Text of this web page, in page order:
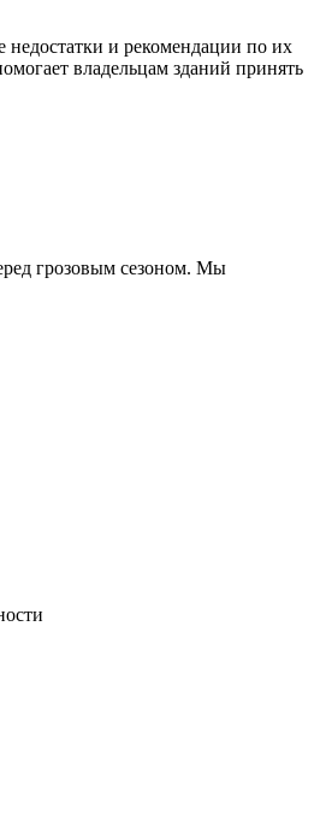
и рекомендации по их
владельцам зданий принять
грозовым сезоном. Мы